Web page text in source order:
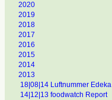
2020
2019
2018
2017
2016
2015
2014
2013
18|08|14 Luftnummer Edeka
14|12|13 foodwatch Report